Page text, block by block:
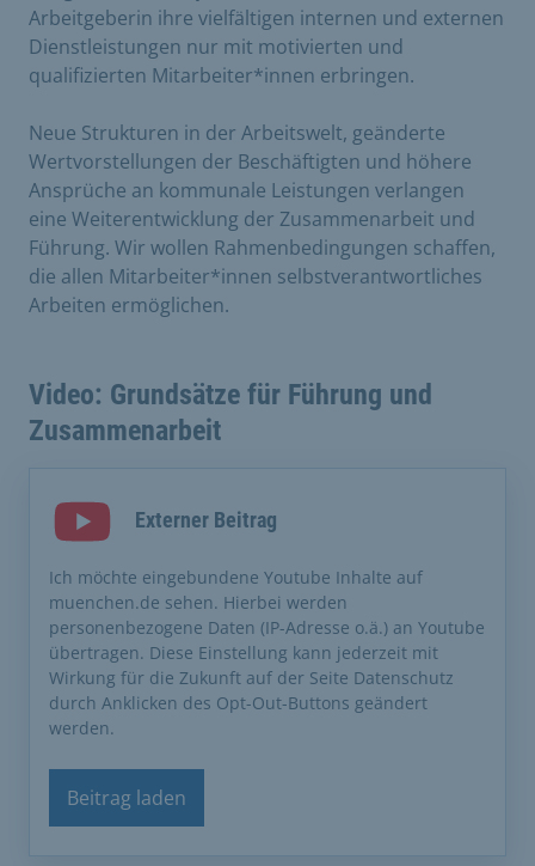
Arbeitgeberin ihre vielfältigen internen und externen
Dienstleistungen nur mit motivierten und
qualifizierten Mitarbeiter*innen erbringen.
Neue Strukturen in der Arbeitswelt, geänderte
Wertvorstellungen der Beschäftigten und höhere
Ansprüche an kommunale Leistungen verlangen
eine Weiterentwicklung der Zusammenarbeit und
Führung. Wir wollen Rahmenbedingungen schaffen,
die allen Mitarbeiter*innen selbstverantwortliches
Arbeiten ermöglichen.
Video: Grundsätze für Führung und
Zusammenarbeit
Externer Beitrag
Ich möchte eingebundene Youtube Inhalte auf
muenchen.de sehen. Hierbei werden
personenbezogene Daten (IP-Adresse o.ä.) an Youtube
übertragen. Diese Einstellung kann jederzeit mit
Wirkung für die Zukunft auf der Seite Datenschutz
durch Anklicken des Opt-Out-Buttons geändert
werden.
Beitrag laden